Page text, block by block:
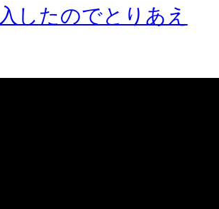
したのでとりあえ